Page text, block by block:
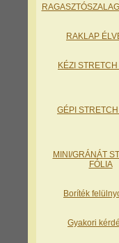
RAKLAP
KÉZI
GÉPI
MINI/GRÁNÁT
FÓLIA
Boríték
Gyakori